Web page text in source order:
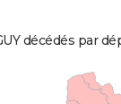
décédés par